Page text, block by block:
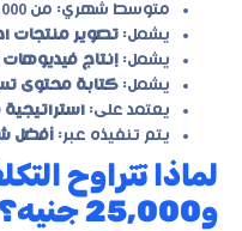
متوسط شهري: من 8,000 إلى 25,000 جنيه
يشمل: تصوير منتجات
يشمل: إنتاج
يشمل: كتابة محتوى
يعتمد على: استراتيجية
يتم تنفيذه عبر: أفضل
و25,000 جنيه؟